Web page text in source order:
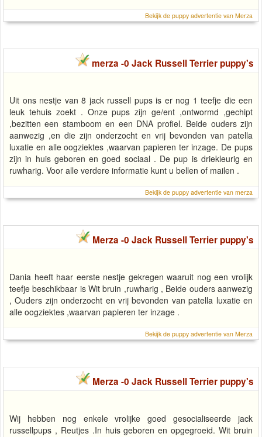
Bekijk de puppy advertentie van Merza
merza -0 Jack Russell Terrier puppy's
Uit ons nestje van 8 jack russell pups is er nog 1 teefje die een
leuk tehuis zoekt . Onze pups zijn ge/ent ,ontwormd ,gechipt
,bezitten een stamboom en een DNA profiel. Beide ouders zijn
aanwezig ,en die zijn onderzocht en vrij bevonden van patella
luxatie en alle oogziektes ,waarvan papieren ter inzage. De pups
zijn in huis geboren en goed sociaal . De pup is driekleurig en
ruwharig. Voor alle verdere informatie kunt u bellen of mailen .
Bekijk de puppy advertentie van merza
Merza -0 Jack Russell Terrier puppy's
Dania heeft haar eerste nestje gekregen waaruit nog een vrolijk
teefje beschikbaar is Wit bruin ,ruwharig , Beide ouders aanwezig
, Ouders zijn onderzocht en vrij bevonden van patella luxatie en
alle oogziektes ,waarvan papieren ter inzage .
Bekijk de puppy advertentie van Merza
Merza -0 Jack Russell Terrier puppy's
Wij hebben nog enkele vrolijke goed gesocialiseerde jack
russellpups , Reutjes .In huis geboren en opgegroeid. Wit bruin